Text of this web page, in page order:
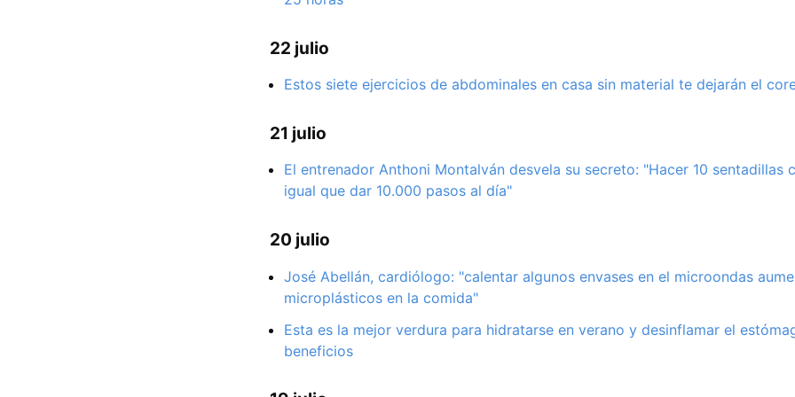
22 julio
Estos siete ejercicios de abdominales en casa sin material te dejarán el
21 julio
El entrenador Anthoni Montalván desvela su secreto: "Hacer 10 sentadillas
igual que dar 10.000 pasos al día"
20 julio
José Abellán, cardiólogo: "calentar algunos envases en el microondas
microplásticos en la comida"
Esta es la mejor verdura para hidratarse en verano y desinflamar el
beneficios